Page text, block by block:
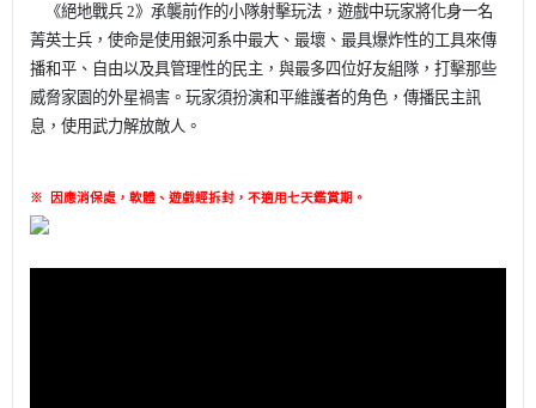
《絕地戰兵 2》承襲前作的小隊射擊玩法，遊戲中玩家將化身一名
菁英士兵，使命是使用銀河系中最大、最壞、最具爆炸性的工具來傳
播和平、自由以及具管理性的民主，與最多四位好友組隊，打擊那些
威脅家園的外星禍害。玩家須扮演和平維護者的角色，傳播民主訊
息，使用武力解放敵人。
※ 因應消保處，軟體、遊戲經拆封，不適用七天鑑賞期 。